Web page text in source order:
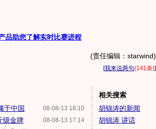
品助您了解实时比赛进程
(责任编辑：starwind)
[我来说两句(141条)]
08-08-13 18:10
于中国
08-08-13 17:14
级金牌
相关搜索
胡锦涛的新闻
胡锦涛 讲话